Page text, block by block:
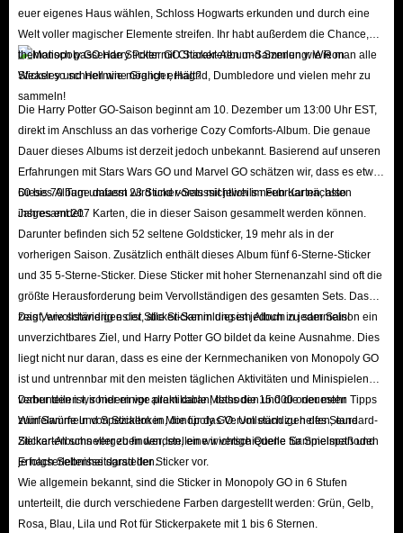
euer eigenes Haus wählen, Schloss Hogwarts erkunden und durch eine
Welt voller magischer Elemente streifen. Ihr habt außerdem die Chance,
thematisch passende Sticker mit Charakteren und Szenen wie Ron
Weasley und Hermine Granger, Hagrid, Dumbledore und vielen mehr zu
sammeln!
Die Harry Potter GO-Saison beginnt am 10. Dezember um 13:00 Uhr EST,
direkt im Anschluss an das vorherige Cozy Comforts-Album. Die genaue
Dauer dieses Albums ist derzeit jedoch unbekannt. Basierend auf unseren
Erfahrungen mit Stars Wars GO und Marvel GO schätzen wir, dass es etwa
60 bis 70 Tage dauern wird und voraussichtlich im Februar nächsten
Jahres endet.
Dieses Album umfasst 23 Sticker-Sets mit jeweils neun Karten, also
insgesamt 207 Karten, die in dieser Saison gesammelt werden können.
Darunter befinden sich 52 seltene Goldsticker, 19 mehr als in der
vorherigen Saison. Zusätzlich enthält dieses Album fünf 6-Sterne-Sticker
und 35 5-Sterne-Sticker. Diese Sticker mit hoher Sternenanzahl sind oft die
größte Herausforderung beim Vervollständigen des gesamten Sets. Das
zeigt, wie schwierig es ist, alle Sticker in diesem Album zu sammeln!
Das Vervollständigen der Sticker-Sammlung ist jedoch in jeder Saison ein
unverzichtbares Ziel, und Harry Potter GO bildet da keine Ausnahme. Dies
liegt nicht nur daran, dass es eine der Kernmechaniken von Monopoly GO
ist und untrennbar mit den meisten täglichen Aktivitäten und Minispielen
verbunden ist, sondern vor allem daran, dass die 15.000 oder mehr
Würfelwürfe und Spezialtoken, die für das Vervollständigen des Standard-
Sticker-Albums vergeben werden, eine wichtige Quelle für Spielspaß und
Erfolgserlebnisse darstellen.
Daher teilen wir hier einige praktikable Methoden und die neuesten Tipps
zum Sammeln von Stickern in Monopoly GO. Um euch zu helfen, eure
Zielkarten schneller zu finden, stellen wir verschiedene Sammelmethoden
je nach Seltenheitsgrad der Sticker vor.
Wie allgemein bekannt, sind die Sticker in Monopoly GO in 6 Stufen
unterteilt, die durch verschiedene Farben dargestellt werden: Grün, Gelb,
Rosa, Blau, Lila und Rot für Stickerpakete mit 1 bis 6 Sternen.